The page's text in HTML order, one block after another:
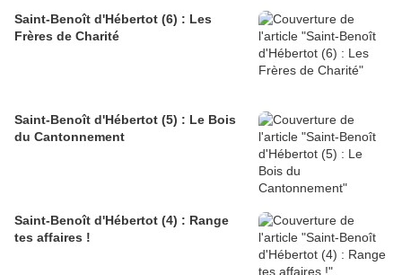
Saint-Benoît d'Hébertot (6) : Les
Frères de Charité
Saint-Benoît d'Hébertot (5) : Le Bois
du Cantonnement
Saint-Benoît d'Hébertot (4) : Range
tes affaires !